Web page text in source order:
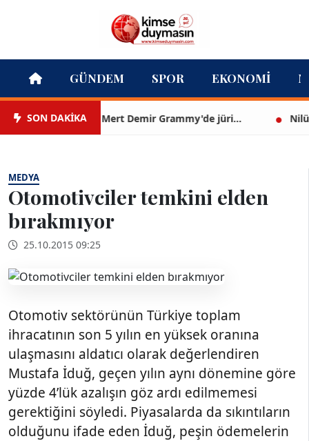
GÜNDEM SPOR EKONOMI
SON DAKİKAMert Demir Grammy'de jüri... Nilüfer
MEDYA
Otomotivciler temkini elden
bırakmıyor
25.10.2015 09:25
Otomotiv sektörünün Türkiye toplam
ihracatının son 5 yılın en yüksek oranına
ulaşmasını aldatıcı olarak değerlendiren
Mustafa İduğ, geçen yılın aynı dönemine göre
yüzde 4’lük azalışın göz ardı edilmemesi
gerektiğini söyledi. Piyasalarda da sıkıntıların
olduğunu ifade eden İduğ, peşin ödemelerin